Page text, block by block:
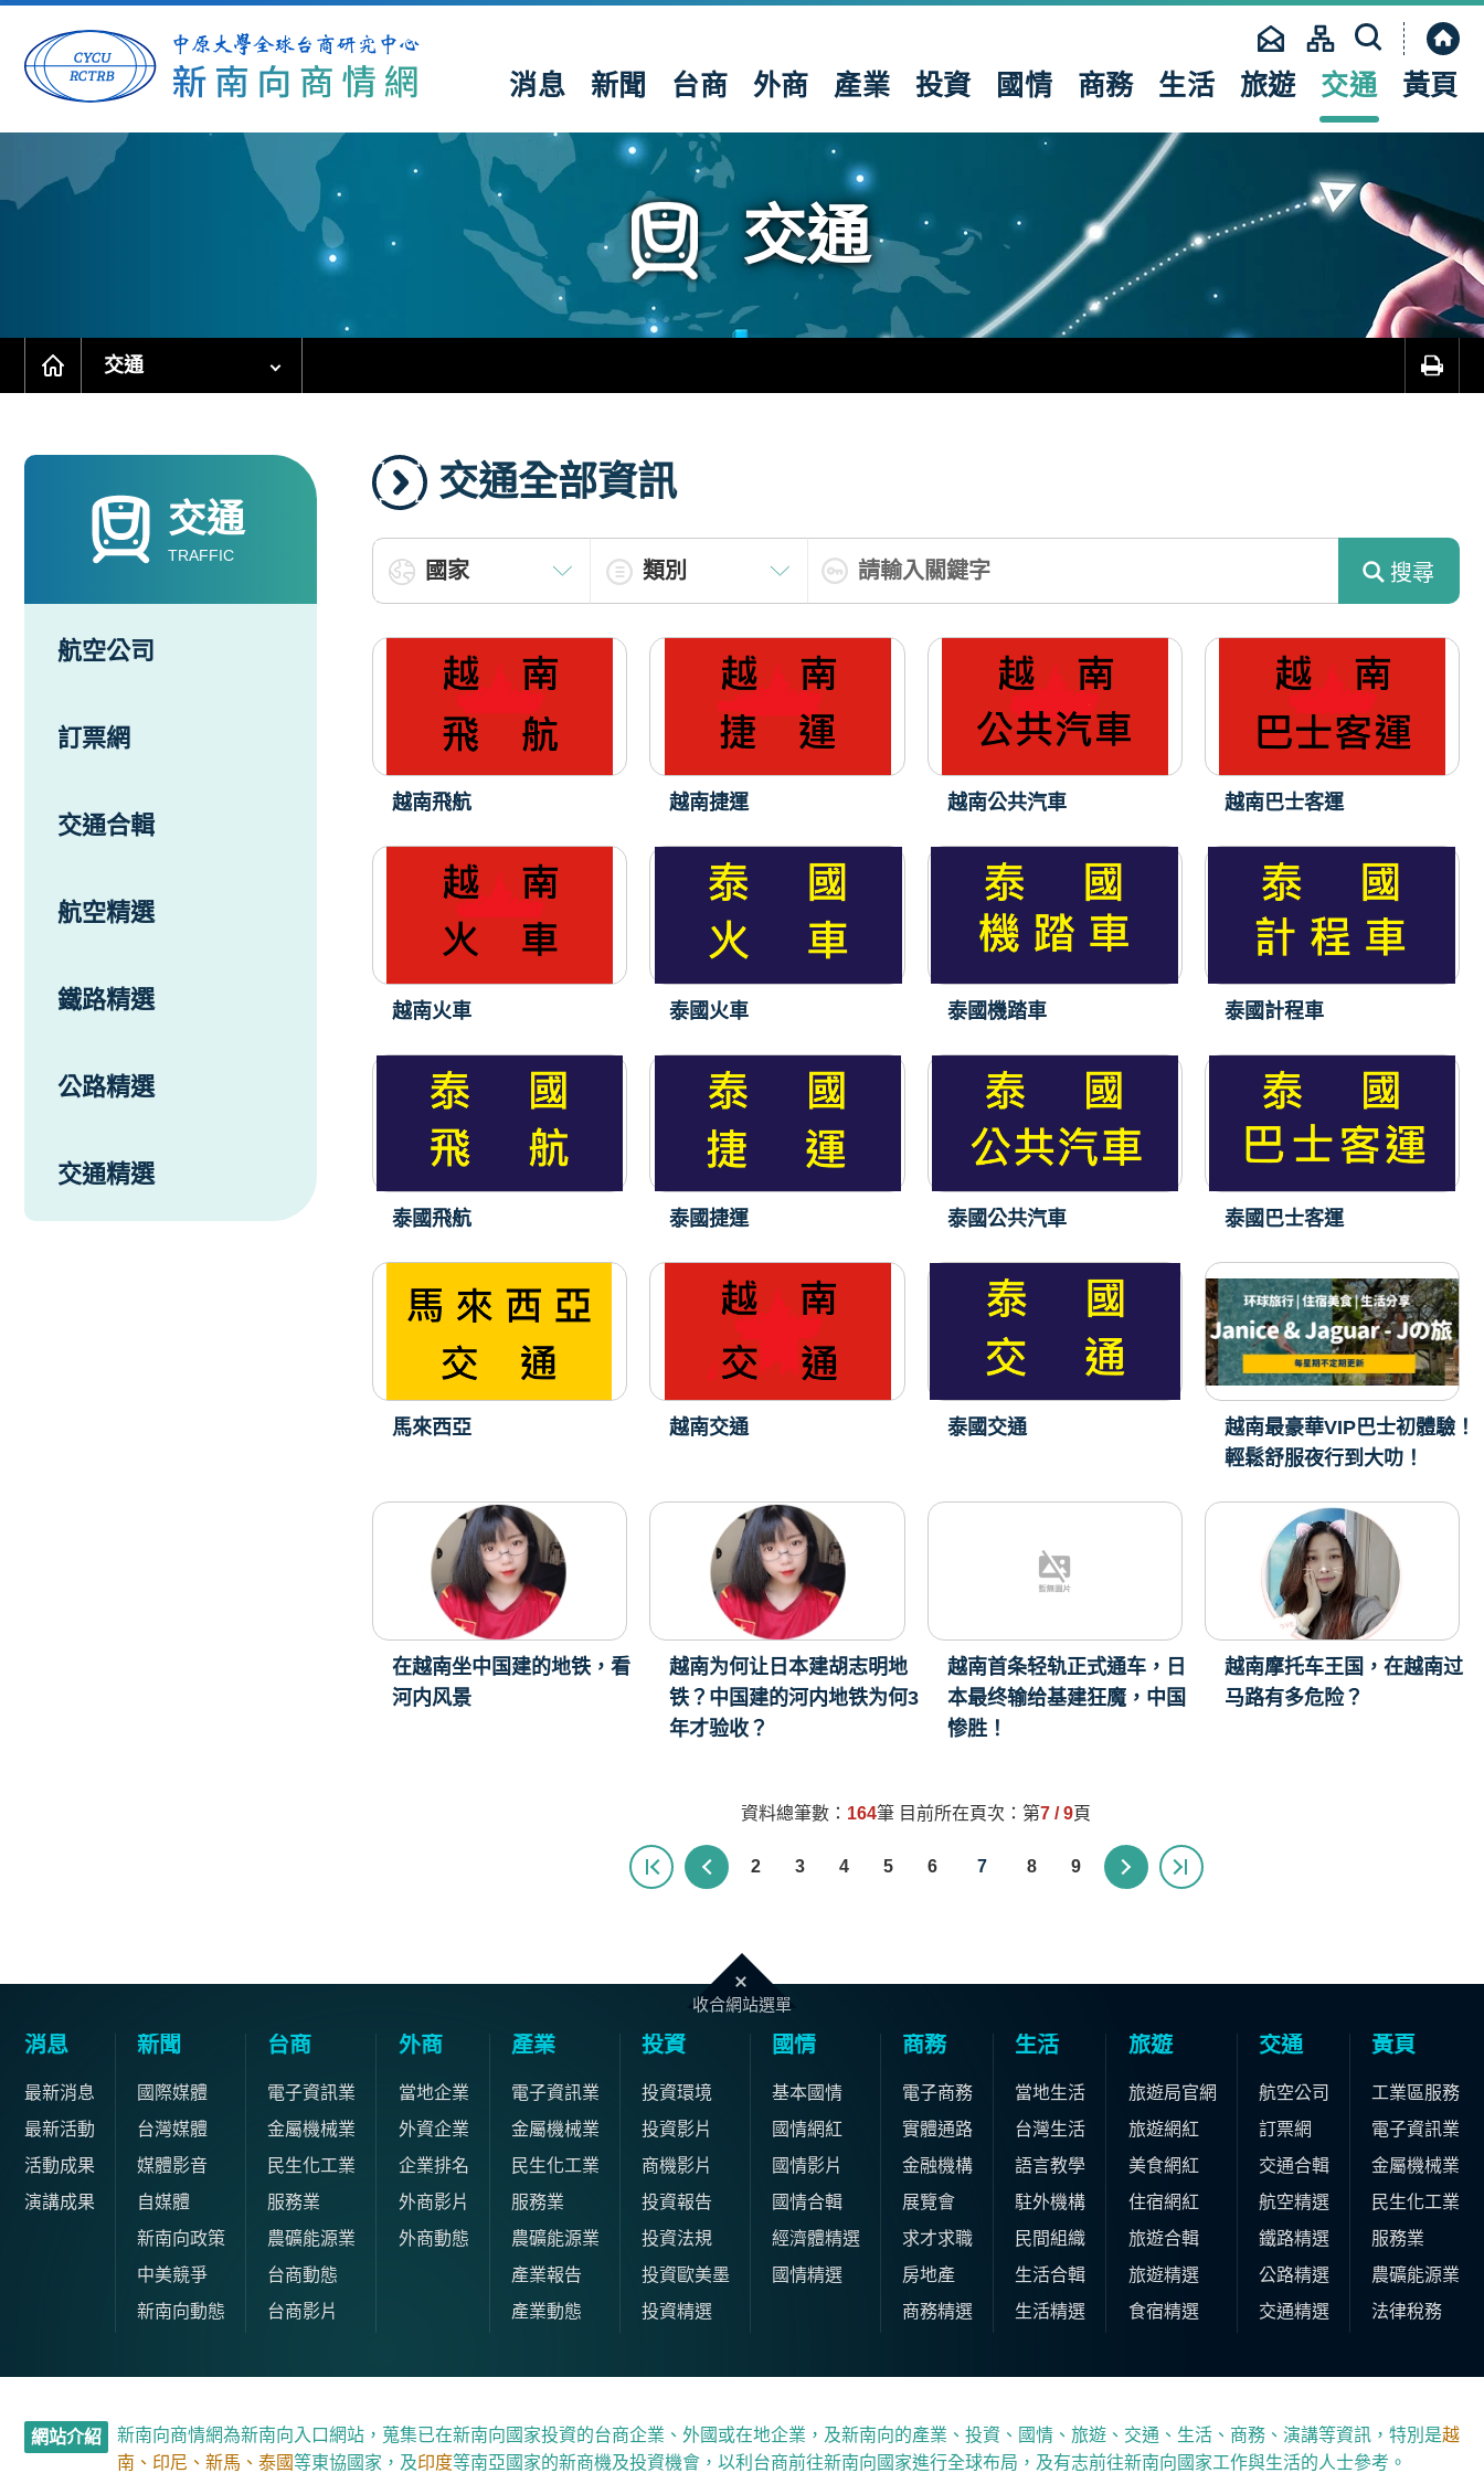
跳
消息 新聞 台商 外商 產業 投資 國情 商務 生活 旅遊 交通 黃頁
交通
交通
交通
TRAFFIC
航空公司
訂票網
交通合輯
航空精選
鐵路精選
公路精選
交通精選
交通全部資訊
搜尋
越南飛航 越南捷運 越南公共汽車 越南巴士客運
越南火車 泰國火車 泰國機踏車 泰國計程車
泰國飛航 泰國捷運 泰國公共汽車 泰國巴士客運
馬來西亞 越南交通 泰國交通
越南最豪華VIP巴士初體驗！
輕鬆舒服夜行到大叻！
在越南坐中国建的地铁，看
河内风景
越南为何让日本建胡志明地
铁？中国建的河内地铁为何3
年才验收？
越南首条轻轨正式通车，日
本最终输给基建狂魔，中国
惨胜！
越南摩托车王国，在越南过
马路有多危险？
資料總筆數： 164筆 目前所在頁次：第7 / 9頁
2 3 4 5 6 7 8 9
收合網站選單
消息
最新消息
最新活動
活動成果
演講成果
新聞
國際媒體
台灣媒體
媒體影音
自媒體
新南向政策
中美競爭
新南向動態
台商
電子資訊業
金屬機械業
民生化工業
服務業
農礦能源業
台商動態
台商影片
外商
當地企業
外資企業
企業排名
外商影片
外商動態
產業
電子資訊業
金屬機械業
民生化工業
服務業
農礦能源業
產業報告
產業動態
投資
投資環境
投資影片
商機影片
投資報告
投資法規
投資歐美墨
投資精選
國情
基本國情
國情網紅
國情影片
國情合輯
經濟體精選
國情精選
商務
電子商務
實體通路
金融機構
展覽會
求才求職
房地產
商務精選
生活
當地生活
台灣生活
語言教學
駐外機構
民間組織
生活合輯
生活精選
旅遊
旅遊局官網
旅遊網紅
美食網紅
住宿網紅
旅遊合輯
旅遊精選
食宿精選
交通
航空公司
訂票網
交通合輯
航空精選
鐵路精選
公路精選
交通精選
黃頁
工業區服務
電子資訊業
金屬機械業
民生化工業
服務業
農礦能源業
法律稅務
網站介紹 新南向商情網為新南向入口網站，蒐集已在新南向國家投資的台商企業、外國或在地企業，及新南向的產業、投資、國情、旅遊、交通、生活、商務、演講等資訊，特別是越
南、印尼、新馬、泰國等東協國家，及印度等南亞國家的新商機及投資機會，以利台商前往新南向國家進行全球布局，及有志前往新南向國家工作與生活的人士參考。